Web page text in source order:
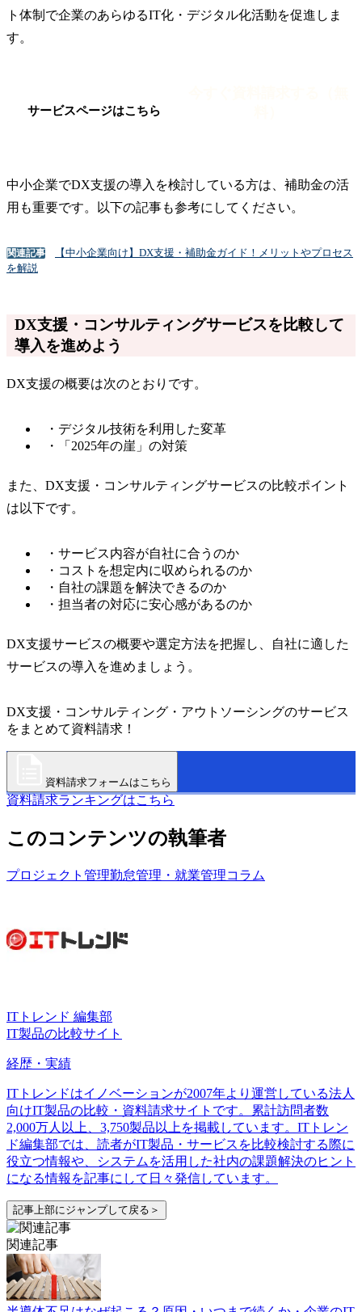
ト体制で企業のあらゆるIT化・デジタル化活動を促進しま
す。
サービスページはこちら
中小企業でDX支援の導入を検討している方は、補助金の活
用も重要です。以下の記事も参考にしてください。
関連記事
【中小企業向け】DX支援・補助金ガイド！メリットやプロセス
を解説
DX支援・コンサルティングサービスを比較して
導入を進めよう
DX支援の概要は次のとおりです。
・デジタル技術を利用した変革
・「2025年の崖」の対策
また、DX支援・コンサルティングサービスの比較ポイント
は以下です。
・サービス内容が自社に合うのか
・コストを想定内に収められるのか
・自社の課題を解決できるのか
・担当者の対応に安心感があるのか
DX支援サービスの概要や選定方法を把握し、自社に適した
サービスの導入を進めましょう。
DX支援・コンサルティング・アウトソーシングのサービス
をまとめて資料請求！
資料請求フォームはこちら
資料請求ランキングはこちら
このコンテンツの執筆者
プロジェクト管理勤怠管理・就業管理コラム
ITトレンド 編集部
IT製品の比較サイト
経歴・実績
ITトレンドはイノベーションが2007年より運営している法人
向けIT製品の比較・資料請求サイトです。累計訪問者数
2,000万人以上、3,750製品以上を掲載しています。ITトレン
ド編集部では、読者がIT製品・サービスを比較検討する際に
役立つ情報や、システムを活用した社内の課題解決のヒント
になる情報を記事にして日々発信しています。
記事上部にジャンプして戻る＞
関連記事